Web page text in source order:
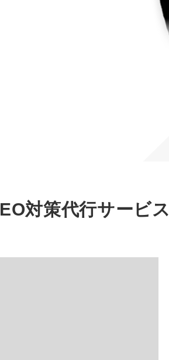
対策代行サービス